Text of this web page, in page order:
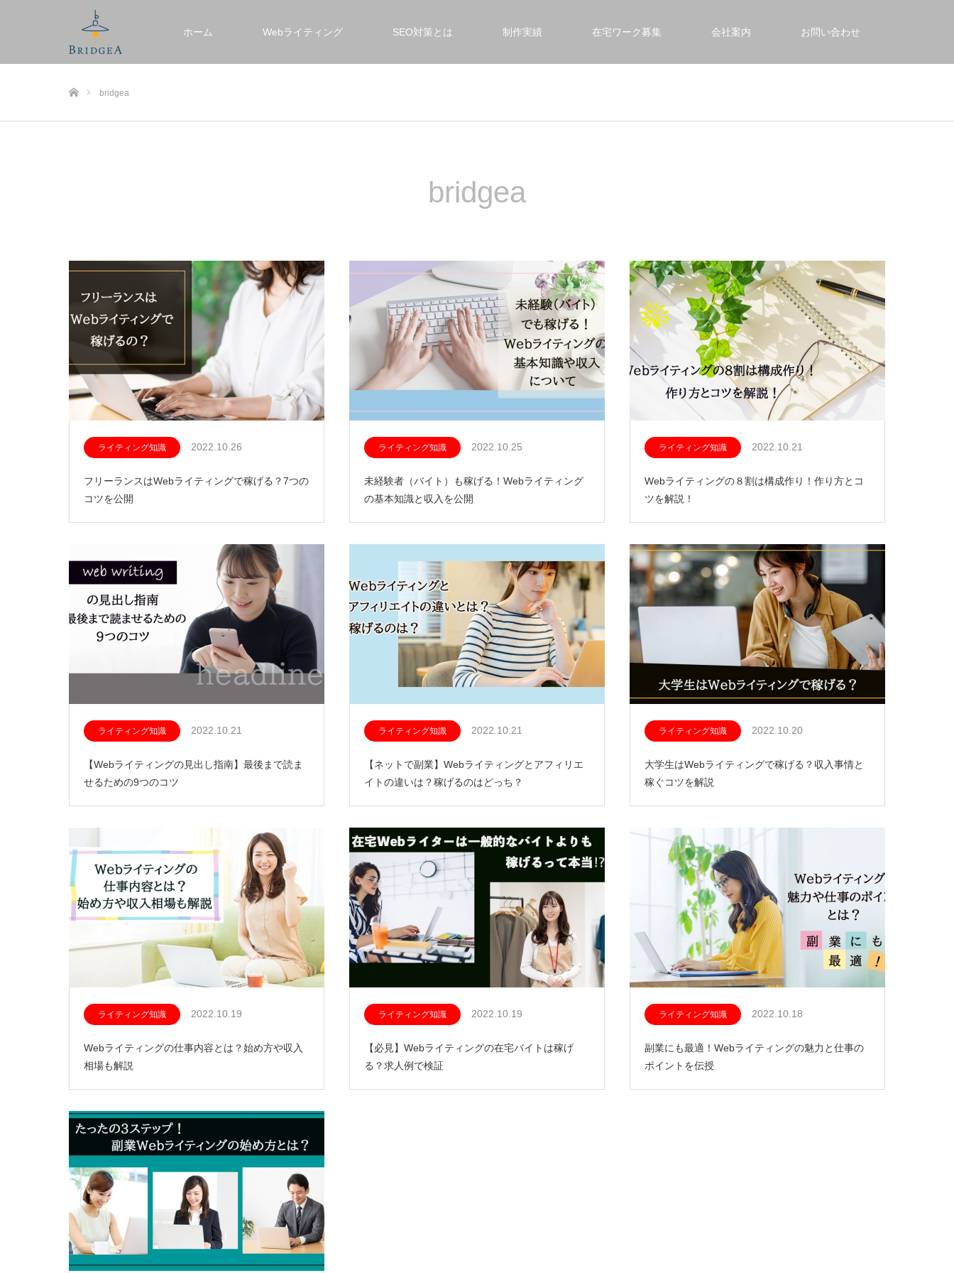
ホーム Webライティング SEO対策とは 制作実績 在宅ワーク募集 会社案内 お問い合わせ
bridgea
bridgea
ライティング知識 2022.10.26
フリーランスはWebライティングで稼げる？7つの
コツを公開
ライティング知識 2022.10.25
未経験者（バイト）も稼げる！Webライティング
の基本知識と収入を公開
ライティング知識 2022.10.21
Webライティングの８割は構成作り！作り方とコ
ツを解説！
ライティング知識 2022.10.21
【Webライティングの見出し指南】最後まで読ま
せるための9つのコツ
ライティング知識 2022.10.21
【ネットで副業】Webライティングとアフィリエ
イトの違いは？稼げるのはどっち？
ライティング知識 2022.10.20
大学生はWebライティングで稼げる？収入事情と
稼ぐコツを解説
ライティング知識 2022.10.19
Webライティングの仕事内容とは？始め方や収入
相場も解説
ライティング知識 2022.10.19
【必見】Webライティングの在宅バイトは稼げ
る？求人例で検証
ライティング知識 2022.10.18
副業にも最適！Webライティングの魅力と仕事の
ポイントを伝授